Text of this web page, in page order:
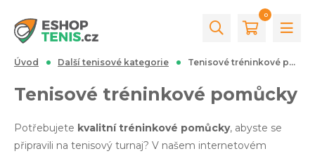
0
Úvod Další tenisové kategorie Tenisové tréninkové pomůcky
Tenisové tréninkové pomůcky
Potřebujete kvalitní tréninkové pomůcky, abyste se
připravili na tenisový turnaj? V našem internetovém